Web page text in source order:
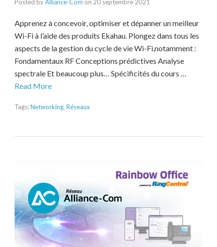
Posted byAlliance-Com on 20 septembre 2021
Apprenez à concevoir, optimiser et dépanner un meilleur
Wi-Fi à l’aide des produits Ekahau. Plongez dans tous les
aspects de la gestion du cycle de vie Wi-Fi,notamment :
Fondamentaux RF Conceptions prédictives Analyse
spectrale Et beaucoup plus… Spécificités du cours …
Read More
Tags:Networking, Réseaux